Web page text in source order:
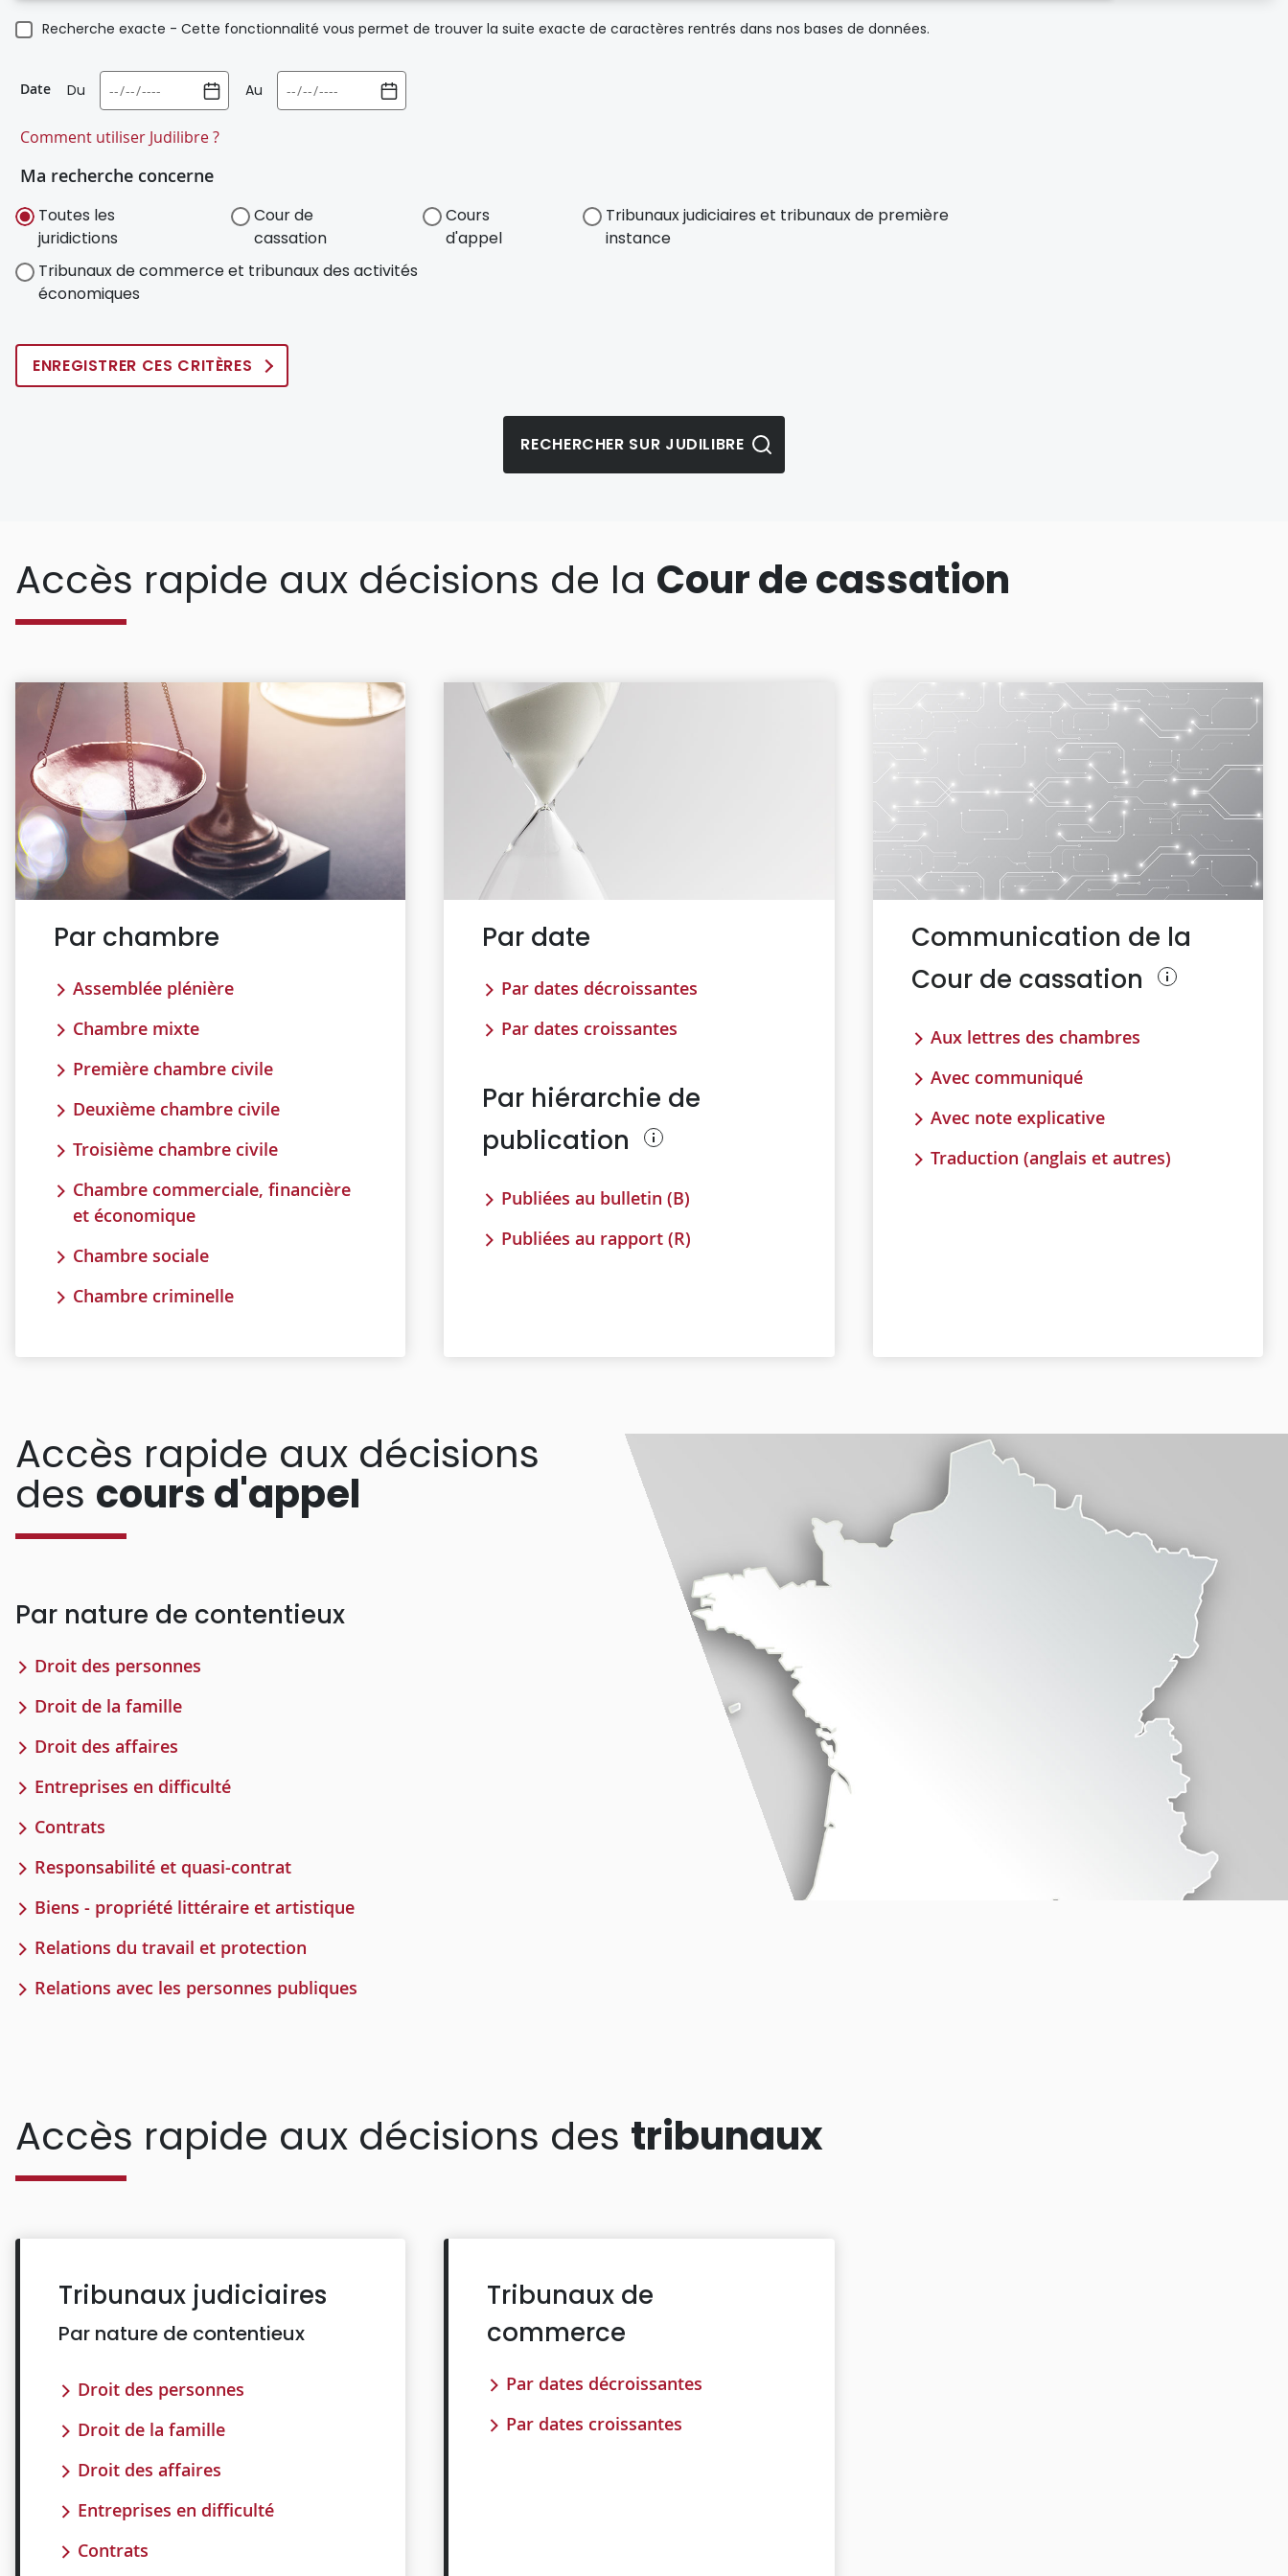
Recherche exacte - Cette fonctionnalité vous permet de trouver la suite exacte de caractères rentrés dans nos bases de données.
Date Du Au
Comment utiliser Judilibre ?
Ma recherche concerne
Toutes les
juridictions
Cour de
cassation
Cours
d'appel
Tribunaux judiciaires et tribunaux de première
instance
Tribunaux de commerce et tribunaux des activités
économiques
ENREGISTRER CES CRITÈRES
Accès rapide aux décisions de la Cour de cassation
Par chambre
Assemblée plénière
Chambre mixte
Première chambre civile
Deuxième chambre civile
Troisième chambre civile
Chambre commerciale, financière
et économique
Chambre sociale
Chambre criminelle
Par date
Par dates décroissantes
Par dates croissantes
Par hiérarchie de
publication
Publiées au bulletin (B)
Publiées au rapport (R)
Communication de la
Cour de cassation
Aux lettres des chambres
Avec communiqué
Avec note explicative
Traduction (anglais et autres)
Accès rapide aux décisions
des cours d'appel
Par nature de contentieux
Droit des personnes
Droit de la famille
Droit des affaires
Entreprises en difficulté
Contrats
Responsabilité et quasi-contrat
Biens - propriété littéraire et artistique
Relations du travail et protection
Relations avec les personnes publiques
Accès rapide aux décisions des tribunaux
Tribunaux judiciaires
Par nature de contentieux
Droit des personnes
Droit de la famille
Droit des affaires
Entreprises en difficulté
Contrats
Tribunaux de
commerce
Par dates décroissantes
Par dates croissantes